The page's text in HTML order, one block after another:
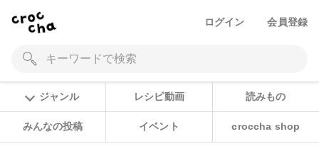
ログイン 会員登録
ジャンル レシピ動画 読みもの
みんなの投稿 イベント croccha shop